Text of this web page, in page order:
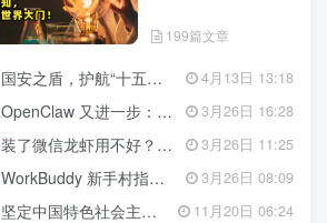
199篇文章
国安之盾，护航“十五五”新征程 4月13日 13:18
OpenClaw 又进一步：微信直连+安全检测+版本切换 3月26日 16:28
装了微信龙虾用不好？3步让你轻松指挥AI干活！ 3月26日 11:25
WorkBuddy 新手村指南：10 个核心技巧帮你解锁满级虾🦞！ 3月26日 08:09
坚定中国特色社会主义法治的政治定力 11月20日 06:24
如何做好网站seo优化
什么是百度收录，如何提高收录量？ 2月16日 19:14
管理网站时如何提高百度权重？ 11月9日 15:44
以教为学
知识拓展